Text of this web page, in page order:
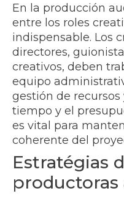
En la producción
entre los roles
indispensable. Los
directores,
creativos, deben
equipo
gestión de
tiempo y el
es vital para
coherente del
Estratégias
productoras